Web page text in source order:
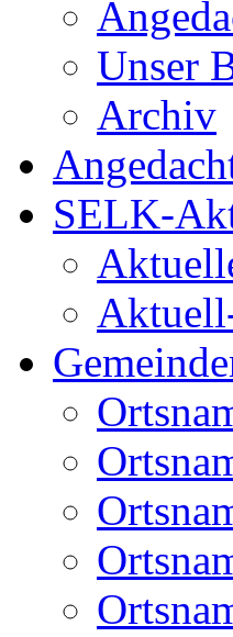
Unser
Archiv
SELK-